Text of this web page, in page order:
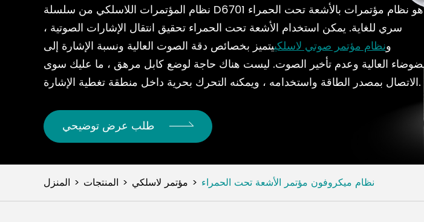
نظام المؤتمرات اللاسلكي من سلسلة D6701 هو نظام مؤتمرات بالأشعة تحت الحمراء
سري للغاية. يمكن استخدام الأشعة تحت الحمراء تحقيق انتقال الإشارات الصوتية ،
ونظام مؤتمر صوتي لاسلكييتميز بخصائص دقة الصوت العالية ونسبة الإشارة إلى
العالية وعدم تأخير الصوت. ليست هناك حاجة لوضع كابل مرهق ، ما عليك سوى
الاتصال بمصدر الطاقة واستخدامه ، ويمكنه التحرك بحرية داخل منطقة تغطية الإشارة.
المنزل المنتجات مؤتمر لاسلكي نظام ميكروفون مؤتمر الأشعة تحت الحمراء